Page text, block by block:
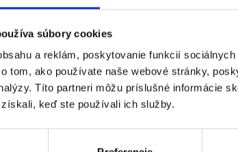
súbory cookies
a reklám, poskytovanie funkcií
tom, ako používate naše webové stránky,
Títo partneri môžu príslušné informácie
keď ste používali ich služby.
práci sme využívali cloudové
a nastavovali zdieľané informačné
a konateľmi. Skutočný zlom nastal
variabilné riešenia pre personálne
spoluprácu medzi všetkými
spolupráce